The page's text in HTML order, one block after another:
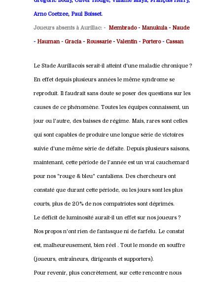
Arno Coetzee, Paul Boisset.
Joueurs absents à Aurillac: - Membrado- Manukula- Naude
- Hauman - Gracia - Roussarie- Valentin- Portero- Cassan
Le Stade Aurillacois serait-il atteint d'une maladie chronique ?
En effet depuis plusieurs années le même syndrome se
reproduit. Il faudrait sans doute se poser des questions sur les
causes de ce phénomène. Toutes les équipes connaissent, un
jour ou l'autre, des baisses de régime. Mais, rares sont celles
qui sont capables de produire une longue série de victoires
suivie d'une même série de défaite. Depuis plusieurs saisons,
maintenant, cette période de l'année est un vrai cauchemard
pour nos "rouge & bleu" cantaliens. Des chercheurs ont
constaté que durant cette période, ou les jours sont les plus
courts, plus de 20% de nos compatriotes sont déprimés.
Le déficit de luminosité aurait-il un effet sur nos joueurs ?
Nos propos n'ont rien de fantasque ni de farfelu. Le constat
est, malheureusement, bien réel . Tout le monde en souffre
(joueurs, entraîneurs, dirigeants et supporters).
Pour revenir, plus concrètement, sur cette rencontre nous